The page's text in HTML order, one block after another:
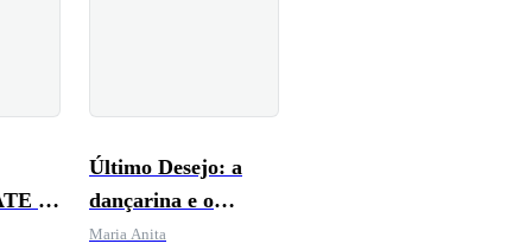
A
Último Desejo: a
dançarina e o
bilionário terminal
Maria Anita